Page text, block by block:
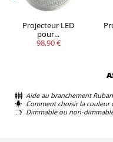
Projecteur LED
pour...
98,90 €
Aide au branchement
Comment choisir la couleur
Dimmable ou non-